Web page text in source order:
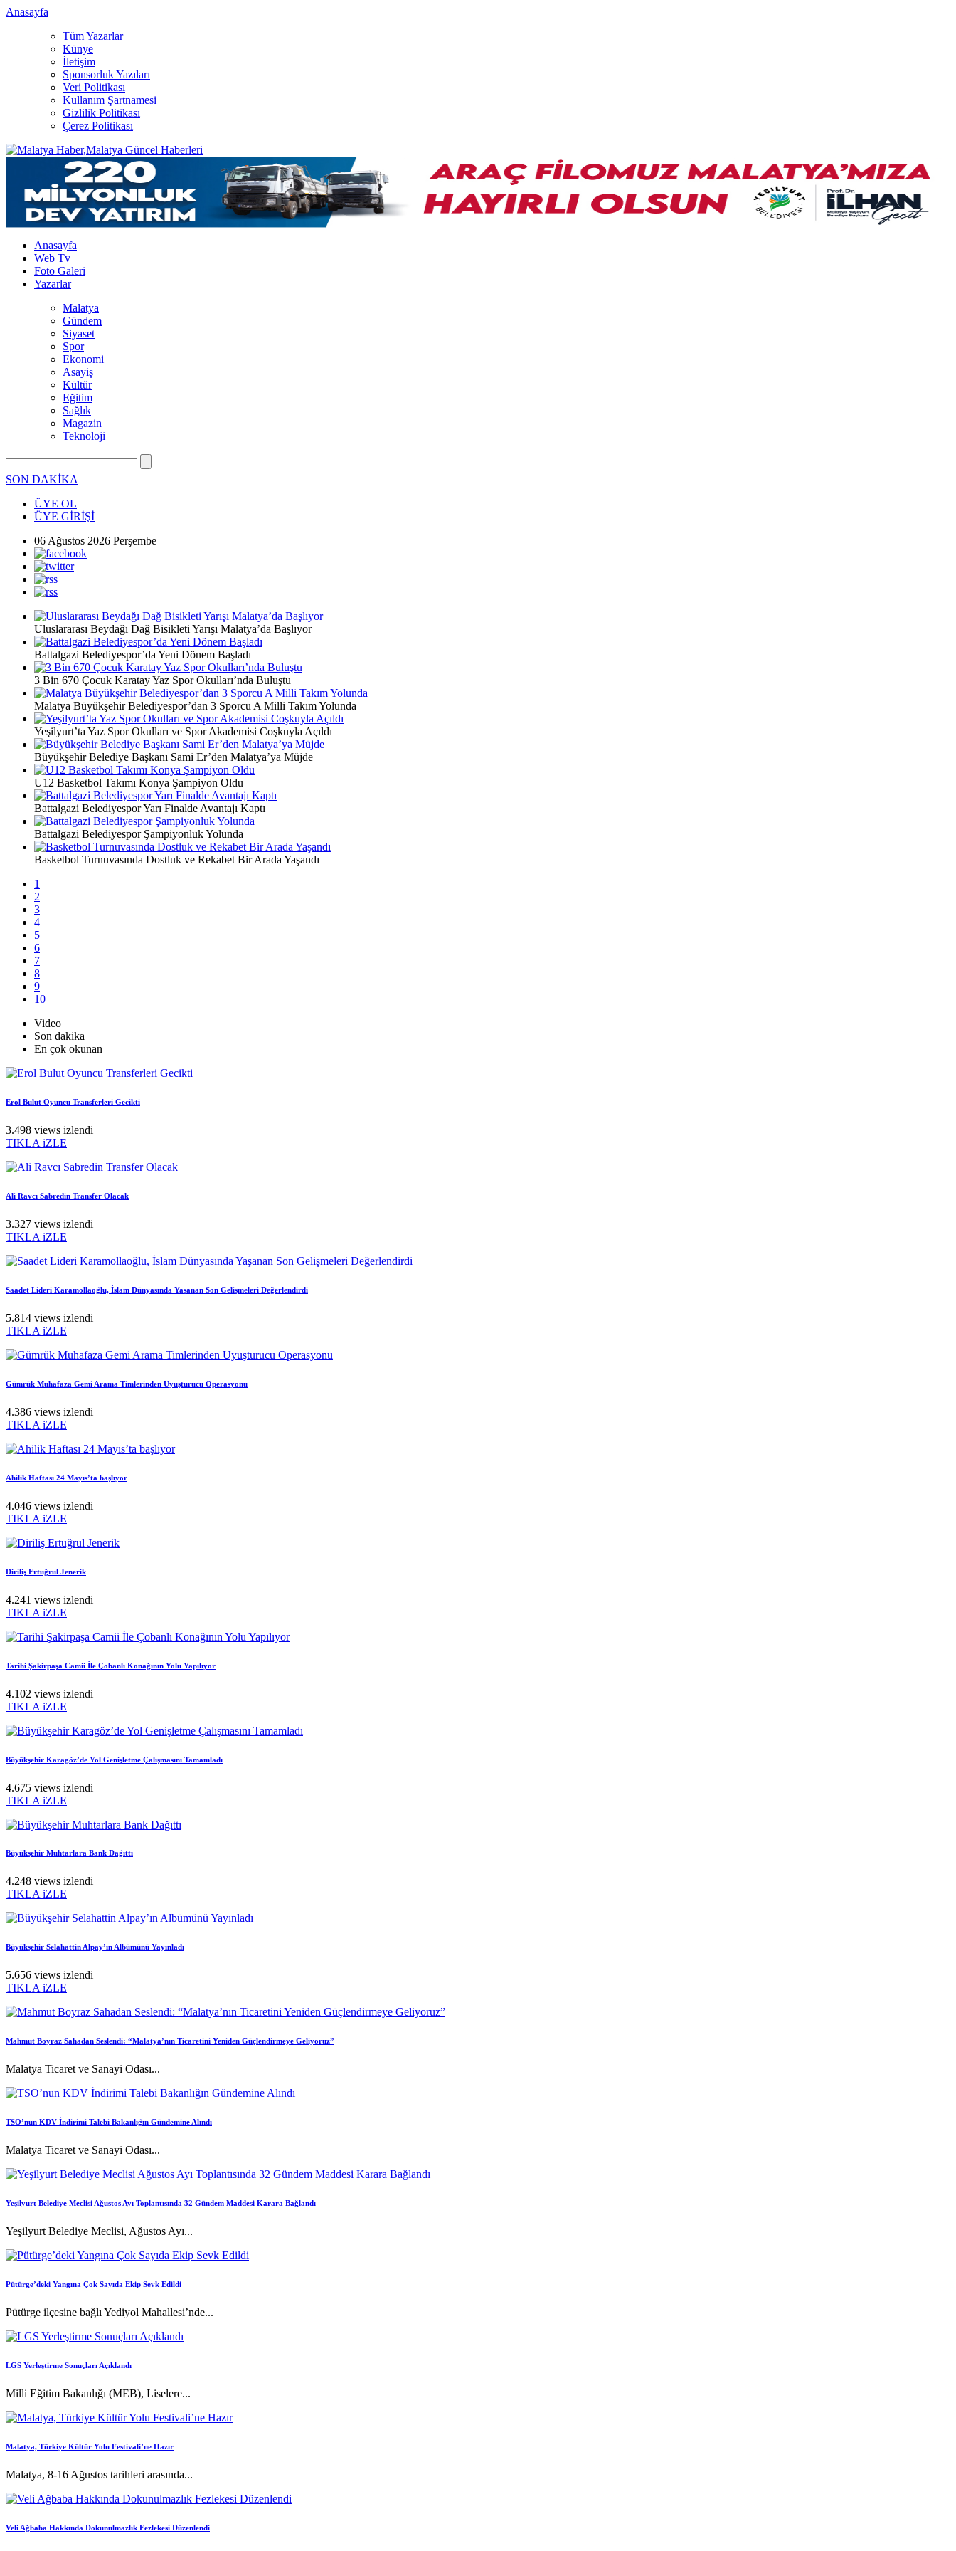
Anasayfa
Tüm Yazarlar
Künye
İletişim
Sponsorluk Yazıları
Veri Politikası
Kullanım Şartnamesi
Gizlilik Politikası
Çerez Politikası
Anasayfa
Web Tv
Foto Galeri
Yazarlar
Malatya
Gündem
Siyaset
Spor
Ekonomi
Asayiş
Kültür
Eğitim
Sağlık
Magazin
Teknoloji
SON DAKİKA
ÜYE OL
ÜYE GİRİŞİ
06 Ağustos 2026 Perşembe
Uluslararası Beydağı Dağ Bisikleti Yarışı Malatya’da Başlıyor
Battalgazi Belediyespor’da Yeni Dönem Başladı
3 Bin 670 Çocuk Karatay Yaz Spor Okulları’nda Buluştu
Malatya Büyükşehir Belediyespor’dan 3 Sporcu A Milli Takım Yolunda
Yeşilyurt’ta Yaz Spor Okulları ve Spor Akademisi Coşkuyla Açıldı
Büyükşehir Belediye Başkanı Sami Er’den Malatya’ya Müjde
U12 Basketbol Takımı Konya Şampiyon Oldu
Battalgazi Belediyespor Yarı Finalde Avantajı Kaptı
Battalgazi Belediyespor Şampiyonluk Yolunda
Basketbol Turnuvasında Dostluk ve Rekabet Bir Arada Yaşandı
1
2
3
4
5
6
7
8
9
10
Video
Son dakika
En çok okunan
Erol Bulut Oyuncu Transferleri Gecikti
3.498 views izlendi
TIKLA iZLE
Ali Ravcı Sabredin Transfer Olacak
3.327 views izlendi
TIKLA iZLE
Saadet Lideri Karamollaoğlu, İslam Dünyasında Yaşanan Son Gelişmeleri Değerlendirdi
5.814 views izlendi
TIKLA iZLE
Gümrük Muhafaza Gemi Arama Timlerinden Uyuşturucu Operasyonu
4.386 views izlendi
TIKLA iZLE
Ahilik Haftası 24 Mayıs’ta başlıyor
4.046 views izlendi
TIKLA iZLE
Diriliş Ertuğrul Jenerik
4.241 views izlendi
TIKLA iZLE
Tarihi Şakirpaşa Camii İle Çobanlı Konağının Yolu Yapılıyor
4.102 views izlendi
TIKLA iZLE
Büyükşehir Karagöz’de Yol Genişletme Çalışmasını Tamamladı
4.675 views izlendi
TIKLA iZLE
Büyükşehir Muhtarlara Bank Dağıttı
4.248 views izlendi
TIKLA iZLE
Büyükşehir Selahattin Alpay’ın Albümünü Yayınladı
5.656 views izlendi
TIKLA iZLE
Mahmut Boyraz Sahadan Seslendi: “Malatya’nın Ticaretini Yeniden Güçlendirmeye Geliyoruz”
Malatya Ticaret ve Sanayi Odası...
TSO’nun KDV İndirimi Talebi Bakanlığın Gündemine Alındı
Malatya Ticaret ve Sanayi Odası...
Yeşilyurt Belediye Meclisi Ağustos Ayı Toplantısında 32 Gündem Maddesi Karara Bağlandı
Yeşilyurt Belediye Meclisi, Ağustos Ayı...
Pütürge’deki Yangına Çok Sayıda Ekip Sevk Edildi
Pütürge ilçesine bağlı Yediyol Mahallesi’nde...
LGS Yerleştirme Sonuçları Açıklandı
Milli Eğitim Bakanlığı (MEB), Liselere...
Malatya, Türkiye Kültür Yolu Festivali’ne Hazır
Malatya, 8-16 Ağustos tarihleri arasında...
Veli Ağbaba Hakkında Dokunulmazlık Fezlekesi Düzenlendi